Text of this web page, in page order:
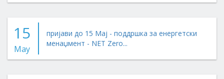
15
May
пријави до 15 Мај - поддршка за енергетски
менаџмент - NET Zero...